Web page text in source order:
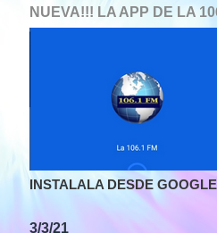
NUEVA!!! LA APP DE LA
INSTALALA DESDE
3/3/21